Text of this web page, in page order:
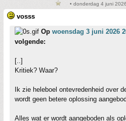
• donderdag 4 juni
vosss
Op woensdag 3 juni 2026
volgende:
[..]
Kritiek? Waar?
Ik zie heleboel ontevredenheid over
wordt geen betere oplossing
Alles wat er wordt aangeboden als